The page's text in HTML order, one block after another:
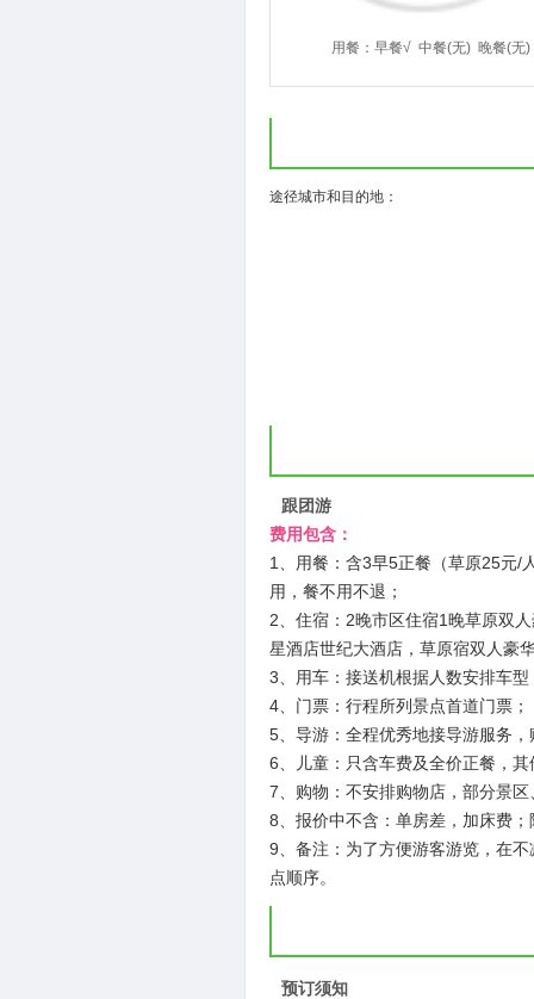
用餐： 早餐√ 中餐(无) 晚餐(无)
途径城市和目的地：
跟团游
费用包含：
1、用餐：含3早5正餐（草原25元/
用，餐不用不退；
2、住宿：2晚市区住宿1晚草原双
星酒店世纪大酒店，草原宿双人豪
3、用车：接送机根据人数安排车
4、门票：行程所列景点首道门票；
5、导游：全程优秀地接导游服务
6、儿童：只含车费及全价正餐，
7、购物：不安排购物店，部分景
8、报价中不含：单房差，加床费
9、备注：为了方便游客游览，在
点顺序。
预订须知